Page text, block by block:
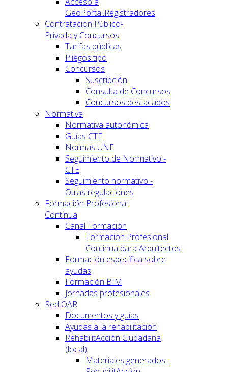
GeoPortal.Registradores
Contratación Público-
Privada y Concursos
Tarifas públicas
Pliegos tipo
Concursos
Suscripción
Consulta de Concursos
Concursos destacados
Normativa
Normativa autonómica
Guías CTE
Normas UNE
Seguimiento de Normativo -
CTE
Seguimiento normativo -
Otras regulaciones
Formación Profesional
Continua
Canal Formación
Formación Profesional
Continua para Arquitectos
Formación específica sobre
ayudas
Formación BIM
Jornadas profesionales
Red OAR
Documentos y guías
Ayudas a la rehabilitación
RehabilitAcción Ciudadana
(local)
Materiales generados -